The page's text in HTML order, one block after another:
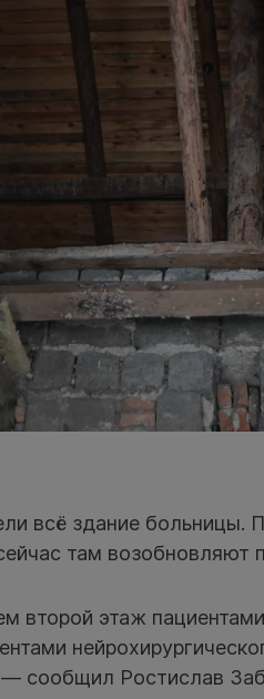
всё здание больницы.
там возобновляют
второй этаж
сообщил Ростислав